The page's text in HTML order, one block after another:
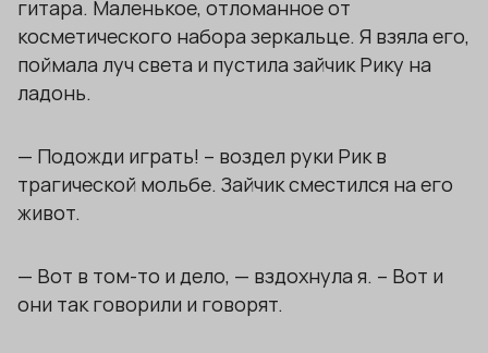
гитара. Маленькое, отломанное от
косметического набора зеркальце. Я взяла его,
поймала луч света и пустила зайчик Рику на
ладонь.
— Подожди играть! – воздел руки Рик в
трагической мольбе. Зайчик сместился на его
живот.
— Вот в том-то и дело, — вздохнула я. – Вот и
они так говорили и говорят.